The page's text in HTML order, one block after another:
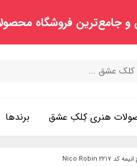
جامع‌ترین فروشگاه
هنری کِلکِ عشق برندها